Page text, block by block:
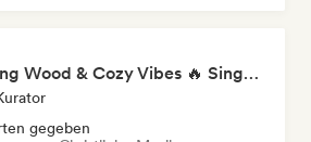
Crackling Wood & Cozy Vibes 🔥 Singer-Songwriter, Dream Pop & Bedroom Pop
gegeben